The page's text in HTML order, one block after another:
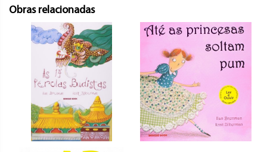
Obras relacionadas